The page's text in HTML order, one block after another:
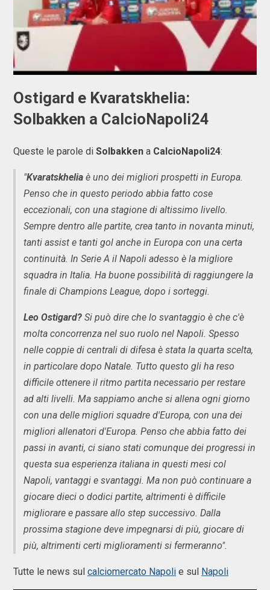
Ostigard e Kvaratskhelia:
Solbakken a CalcioNapoli24
Queste le parole di Solbakken a CalcioNapoli24:
"Kvaratskhelia è uno dei migliori prospetti in Europa.
Penso che in questo periodo abbia fatto cose
eccezionali, con una stagione di altissimo livello.
Sempre dentro alle partite, crea tanto in novanta minuti,
tanti assist e tanti gol anche in Europa con una certa
continuità. In Serie A il Napoli adesso è la migliore
squadra in Italia. Ha buone possibilità di raggiungere la
finale di Champions League, dopo i sorteggi.
Leo Ostigard? Si può dire che lo svantaggio è che c'è
molta concorrenza nel suo ruolo nel Napoli. Spesso
nelle coppie di centrali di difesa è stata la quarta scelta,
in particolare dopo Natale. Tutto questo gli ha reso
difficile ottenere il ritmo partita necessario per restare
ad alti livelli. Ma sappiamo anche si allena ogni giorno
con una delle migliori squadre d'Europa, con una dei
migliori allenatori d'Europa. Penso che abbia fatto dei
passi in avanti, ci siano stati comunque dei progressi in
questa sua esperienza italiana in questi mesi col
Napoli, vantaggi e svantaggi. Ma non può continuare a
giocare dieci o dodici partite, altrimenti è difficile
migliorare e passare allo step successivo. Dalla
prossima stagione deve impegnarsi di più, giocare di
più, altrimenti certi miglioramenti si fermeranno".
Tutte le news sul calciomercato Napoli e sul Napoli